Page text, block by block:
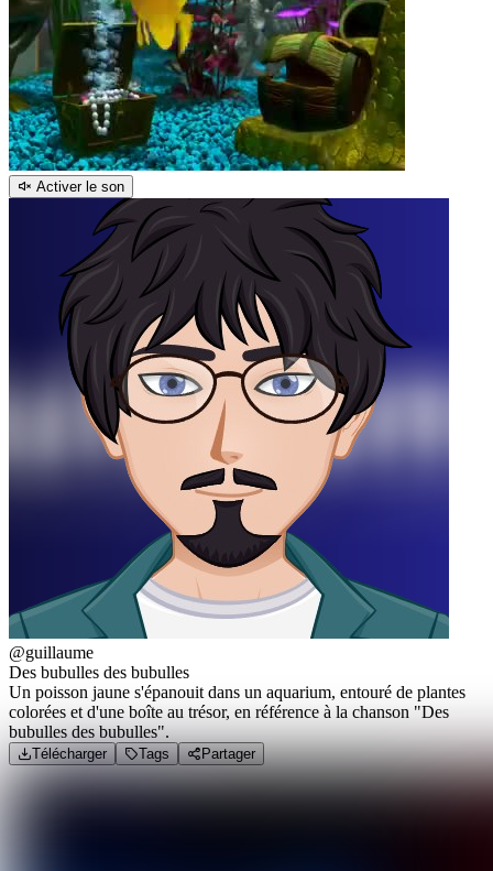
Activer le son
@guillaume
Des bubulles des bubulles
Un poisson jaune s'épanouit dans un aquarium, entouré de plantes
colorées et d'une boîte au trésor, en référence à la chanson "Des
bubulles des bubulles".
Télécharger Tags Partager